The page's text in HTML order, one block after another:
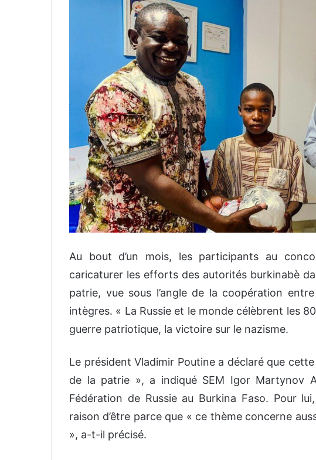
Au bout d’un mois, les participants au
caricaturer les efforts des autorités burkinabè
patrie, vue sous l’angle de la coopération
intègres. « La Russie et le monde célèbrent les
guerre patriotique, la victoire sur le nazisme.
Le président Vladimir Poutine a déclaré que
de la patrie », a indiqué SEM Igor Martynov
Fédération de Russie au Burkina Faso. Pour
raison d’être parce que « ce thème concerne
», a-t-il précisé.